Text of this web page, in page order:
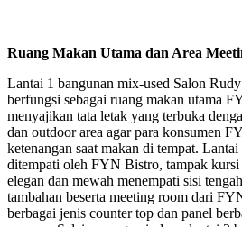
Ruang Makan Utama dan Area
Lantai 1 bangunan mix-used Salon
berfungsi sebagai ruang makan utama
menyajikan tata letak yang terbuka
dan outdoor area agar para konsumen
ketenangan saat makan di tempat.
ditempati oleh FYN Bistro, tampak kursi
elegan dan mewah menempati sisi
tambahan beserta meeting room dari
berbagai jenis counter top dan panel